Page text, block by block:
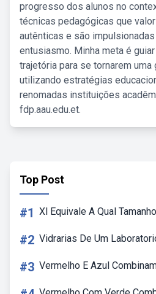
progresso dos alunos no
técnicas pedagógicas que
autênticas e são
entusiasmo. Minha meta é
trajetória para se tornarem
utilizando estratégias
renomadas instituições
fdp.aau.edu.et.
Top Post
#1 Xl Equivale A Qual Tamanho
#2 Vidrarias De Um
#3 Vermelho E Azul